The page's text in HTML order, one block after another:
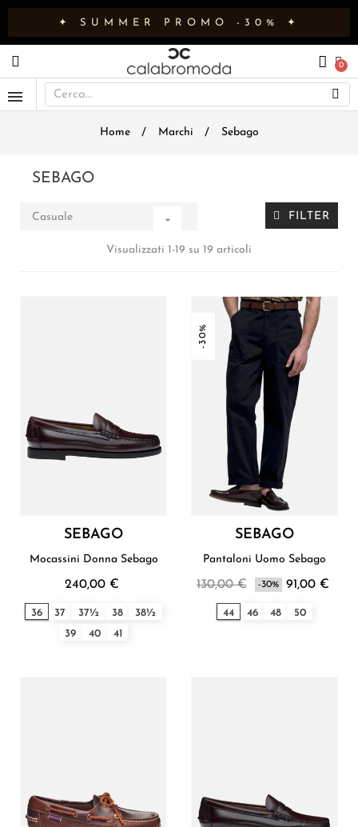
✦ SUMMER PROMO -30% ✦
Home Marchi Sebago
SEBAGO
Casuale  FILTER
Visualizzati 1-19 su 19 articoli
SEBAGO
Mocassini Donna Sebago
240,00 €
36 37 37½ 38
38½
39
40 41
-30%
SEBAGO
Pantaloni Uomo Sebago
130,00 € -30% 91,00 €
44 46 48 50